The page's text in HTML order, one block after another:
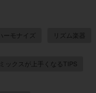
ーモナイズ リズム楽器
ミックスが上手くなるTIPS